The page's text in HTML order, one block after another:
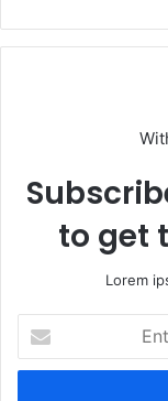
to get
Lorem
your
Email